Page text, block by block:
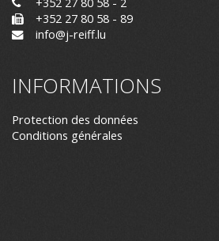
+352 27 80 58 - 89
info@j-reiff.lu
INFORMATIONS
Protection des données
Conditions générales